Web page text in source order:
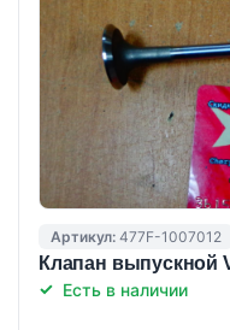
Артикул: 477F-1007012
Клапан выпускной
Есть в наличии